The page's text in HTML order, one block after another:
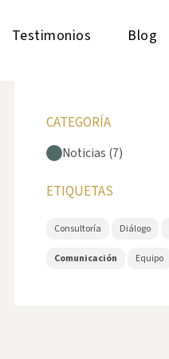
Testimonios Blog
CATEGORÍA
Noticias (7)
ETIQUETAS
Consultoría Diálogo
Comunicación Equipo